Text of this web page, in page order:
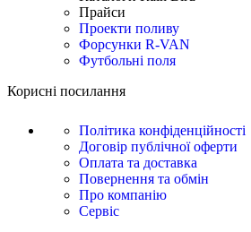
Прайси
Проекти поливу
Форсунки R-VAN
Футбольні поля
Корисні посилання
Політика конфіденційності
Договір публічної оферти
Оплата та доставка
Повернення та обмін
Про компанію
Сервіс